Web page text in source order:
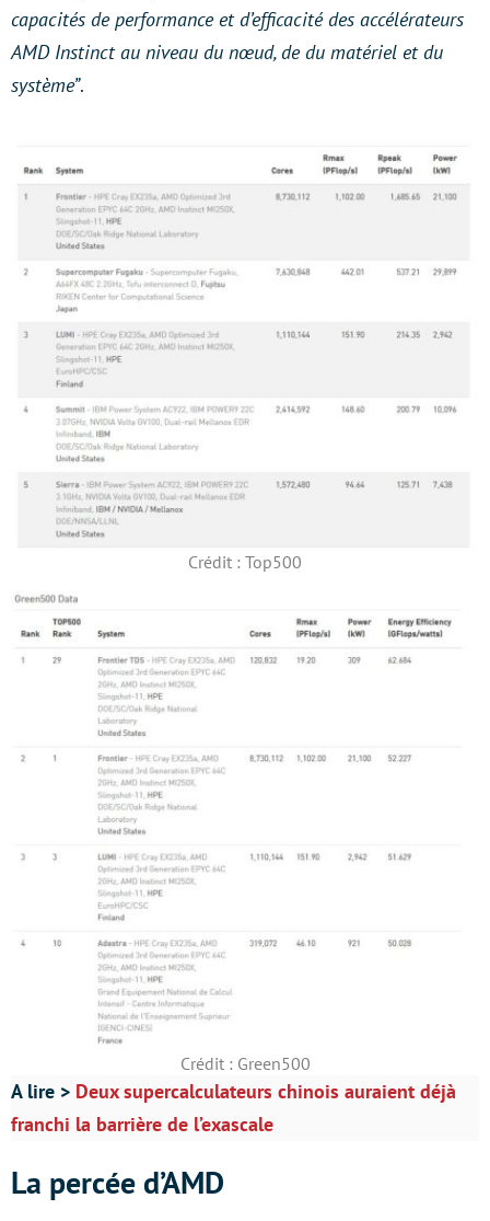
capacités de performance et d’efficacité des accélérateurs
AMD Instinct au niveau du nœud, de du matériel et du
système”.
Crédit : Top500
Crédit : Green500
A lire > Deux supercalculateurs chinois auraient déjà
franchi la barrière de l’exascale
La percée d’AMD